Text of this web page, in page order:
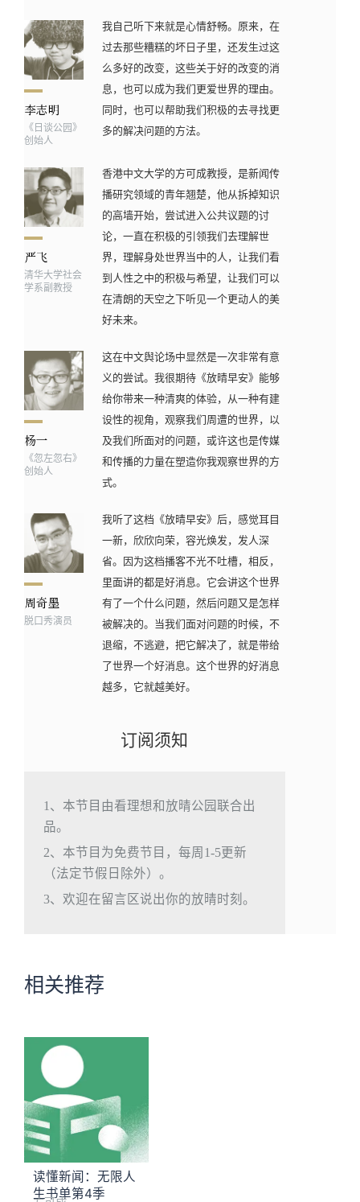
《日谈公园》
创始人
我自己听下来就是心情舒畅。原来，在
过去那些糟糕的坏日子里，还发生过这
么多好的改变，这些关于好的改变的消
息，也可以成为我们更爱世界的理由。
同时，也可以帮助我们积极的去寻找更
多的解决问题的方法。
清华大学社会
学系副教授
香港中文大学的方可成教授，是新闻传
播研究领域的青年翘楚，他从拆掉知识
的高墙开始，尝试进入公共议题的讨
论，一直在积极的引领我们去理解世
界，理解身处世界当中的人，让我们看
到人性之中的积极与希望，让我们可以
在清朗的天空之下听见一个更动人的美
好未来。
《忽左忽右》
创始人
这在中文舆论场中显然是一次非常有意
义的尝试。我很期待《放晴早安》能够
给你带来一种清爽的体验，从一种有建
设性的视角，观察我们周遭的世界，以
及我们所面对的问题，或许这也是传媒
和传播的力量在塑造你我观察世界的方
式。
脱口秀演员
我听了这档《放晴早安》后，感觉耳目
一新，欣欣向荣，容光焕发，发人深
省。因为这档播客不光不吐槽，相反，
里面讲的都是好消息。它会讲这个世界
有了一个什么问题，然后问题又是怎样
被解决的。当我们面对问题的时候，不
退缩，不逃避，把它解决了，就是带给
了世界一个好消息。这个世界的好消息
越多，它就越美好。
订阅须知
1、本节目由看理想和放晴公园联合出
品。
2、本节目为免费节目，每周1-5更新
（法定节假日除外）。
3、欢迎在留言区说出你的放晴时刻。
相关推荐
读懂新闻：无限人
生书单第4季